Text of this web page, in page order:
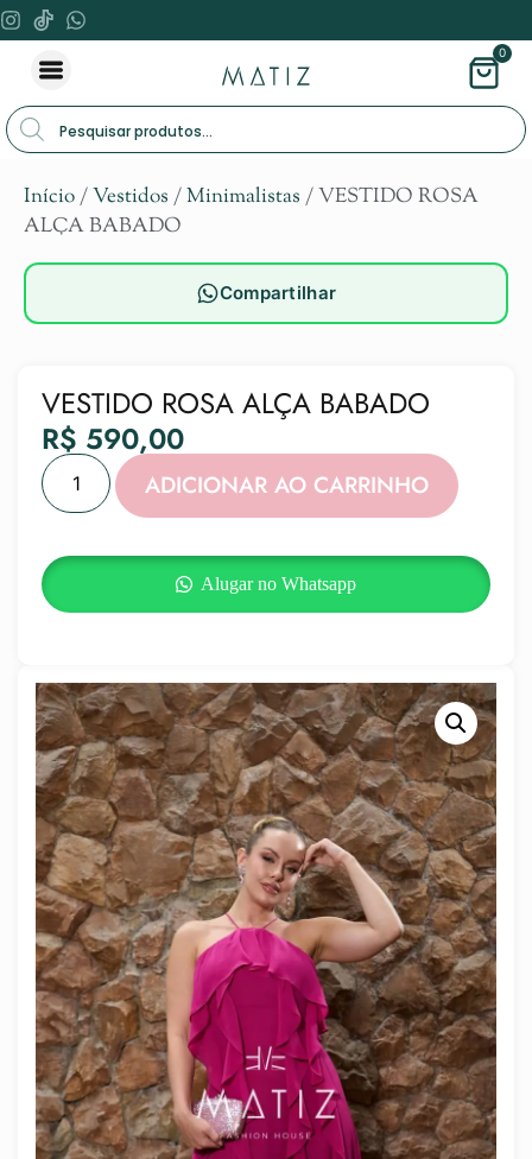
0
Início/Vestidos /Minimalistas / VESTIDO ROSA
ALÇA BABADO
Compartilhar
VESTIDO ROSA ALÇA BABADO
R$ 590,00
ADICIONAR AO CARRINHO
Alugar no Whatsapp